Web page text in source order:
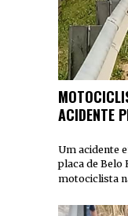
ACIDENTE
Um acidente
placa de Belo
motociclista